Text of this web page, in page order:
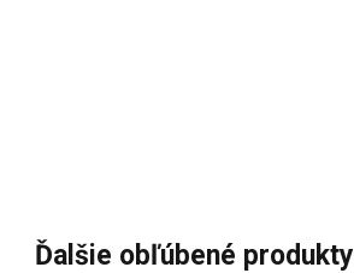
Ďalšie obľúbené produkty